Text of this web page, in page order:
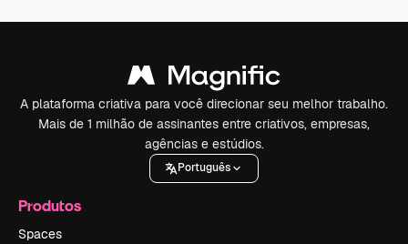
A plataforma criativa para você direcionar seu melhor trabalho.
Mais de 1 milhão de assinantes entre criativos, empresas,
agências e estúdios.
Português
Produtos
Spaces